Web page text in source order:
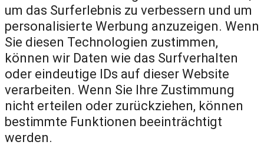
um das Surferlebnis zu verbessern und um
personalisierte Werbung anzuzeigen. Wenn
Sie diesen Technologien zustimmen,
können wir Daten wie das Surfverhalten
oder eindeutige IDs auf dieser Website
verarbeiten. Wenn Sie Ihre Zustimmung
nicht erteilen oder zurückziehen, können
bestimmte Funktionen beeinträchtigt
werden.